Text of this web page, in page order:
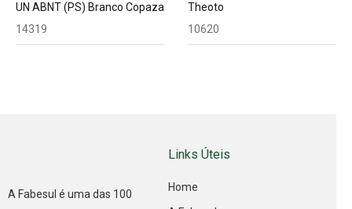
UN ABNT (PS) Branco Copaza
14319
Theoto
10620
A Fabesul é uma das 100
Links Úteis
Home